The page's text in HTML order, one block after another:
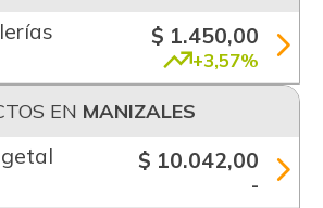
$ 1.450,00
+3,57%
EN MANIZALES
$ 10.042,00
-